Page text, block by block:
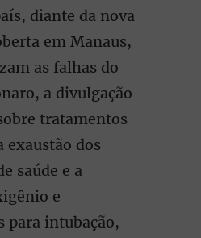
diante da nova
em Manaus,
as falhas do
a divulgação
tratamentos
exaustão dos
saúde e a
e
para intubação,